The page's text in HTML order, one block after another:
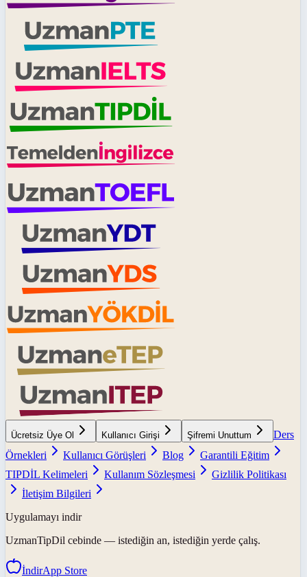
Ücretsiz Üye Ol Kullanıcı Girişi Şifremi Unuttum
Ders
Örnekleri
Kullanıcı Görüşleri Blog
Garantili Eğitim
TIPDİL Kelimeleri
Kullanım Sözleşmesi
Gizlilik Politikası
İletişim Bilgileri
Uygulamayı indir
UzmanTipDil cebinde — istediğin an, istediğin yerde çalış.
İndirApp Store